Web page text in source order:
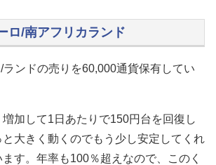
ロ/南アフリカランド
ンドの売りを60,000通貨保有してい
加して1日あたりで150円台を回復し
大きく動くのでもう少し安定してくれ
す。年率も100％超えなので、このく